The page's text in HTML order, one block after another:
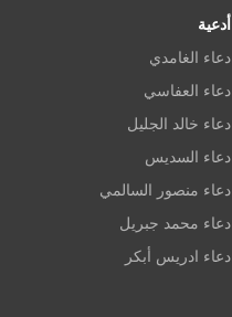
أدعية
دعاء الغامدي
دعاء العفاسي
دعاء خالد الجليل
دعاء السديس
دعاء منصور السالمي
دعاء محمد جبريل
دعاء ادريس أبكر